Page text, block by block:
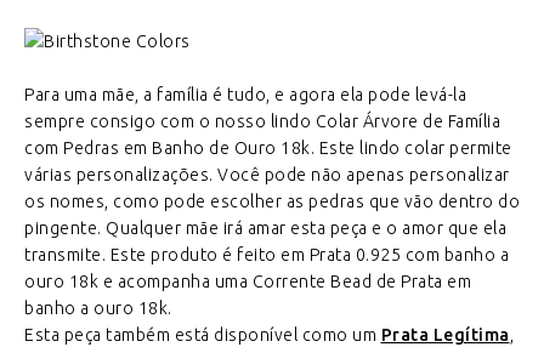
Para uma mãe, a família é tudo, e agora ela pode levá-la
sempre consigo com o nosso lindo Colar Árvore de Família
com Pedras em Banho de Ouro 18k. Este lindo colar permite
várias personalizações. Você pode não apenas personalizar
os nomes, como pode escolher as pedras que vão dentro do
pingente. Qualquer mãe irá amar esta peça e o amor que ela
transmite. Este produto é feito em Prata 0.925 com banho a
ouro 18k e acompanha uma Corrente Bead de Prata em
banho a ouro 18k.
Esta peça também está disponível como um Prata Legítima,